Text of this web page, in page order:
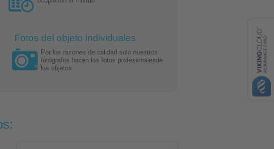
Fotos del objeto individuales
Por los razones de calidad solo nuestros
fotógrafos hacen los fotos profesionalesde
los objetos
VISA